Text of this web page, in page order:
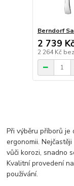
Berndorf
2 739 Kč
2 264 Kč
Při výběru příborů
ergonomii.
vůči korozi, snadno
Kvalitní provedení
používání.